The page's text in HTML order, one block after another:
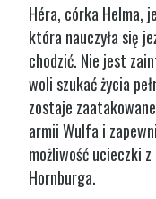
Héra, córka Helma,
która nauczyła się
chodzić. Nie jest
woli szukać życia
zostaje
armii Wulfa i
możliwość ucieczki
Hornburga.